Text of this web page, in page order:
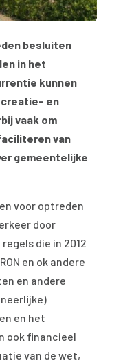
besluiten
in het
kunnen
en
vaak om
van
gemeentelijke
voor optreden
door
die in 2012
en ok andere
en andere
en het
ook financieel
van de wet,